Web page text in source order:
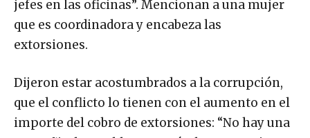
jefes en las oficinas”. Mencionan a una mujer
que es coordinadora y encabeza las
extorsiones.
Dijeron estar acostumbrados a la corrupción,
que el conflicto lo tienen con el aumento en el
importe del cobro de extorsiones: “No hay una